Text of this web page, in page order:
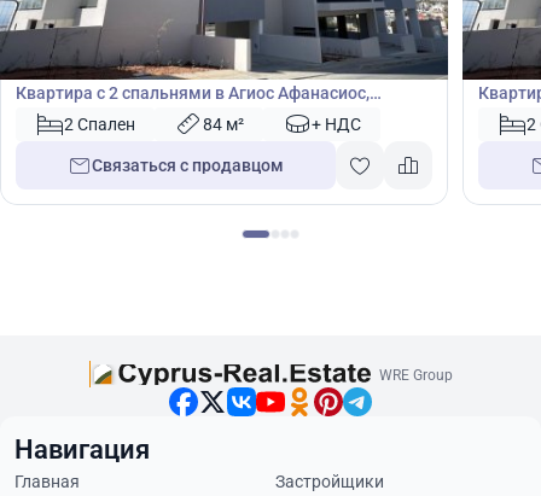
€465 000
Квартира
Квартира с 2 спальнями в Агиос Афанасиос,
Лимасол, Кипр № 41749
2 Спален 84 м² + НДС
Связаться с продавцом
€465
2
WRE Group
Навигация
Главная
Застройщики